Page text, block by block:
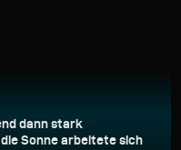
dann stark
Sonne arbeitete sich